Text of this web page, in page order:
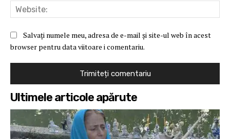
Salvați numele meu, adresa de e-mail și site-ul web în acest
browser pentru data viitoare i comentariu.
Ultimele articole apărute